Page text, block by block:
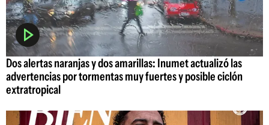
Dos alertas naranjas y dos amarillas: Inumet actualizó las
advertencias por tormentas muy fuertes y posible ciclón
extratropical